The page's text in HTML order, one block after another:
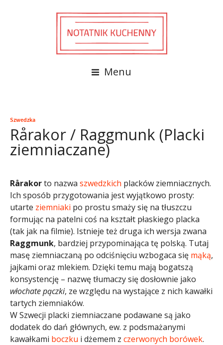
Menu
Szwedzka
Rårakor / Raggmunk (Placki
ziemniaczane)
Rårakorto nazwa szwedzkich placków ziemniacznych.
Ich sposób przygotowania jest wyjątkowo prosty:
utarte ziemniaki po prostu smaży się na tłuszczu
formując na patelni coś na kształt płaskiego placka
(tak jak na filmie). Istnieje też druga ich wersja zwana
Raggmunk, bardziej przypominająca tę polską. Tutaj
masę ziemniaczaną po odciśnięciu wzbogaca się mąką,
jajkami oraz mlekiem. Dzięki temu mają bogatszą
konsystencję – nazwę tłumaczy się dosłownie jako
włochate pączki, ze względu na wystające z nich kawałki
tartych ziemniaków.
W Szwecji placki ziemniaczane podawane są jako
dodatek do dań głównych, ew. z podsmażanymi
kawałkami boczku i dżemem z czerwonych borówek.